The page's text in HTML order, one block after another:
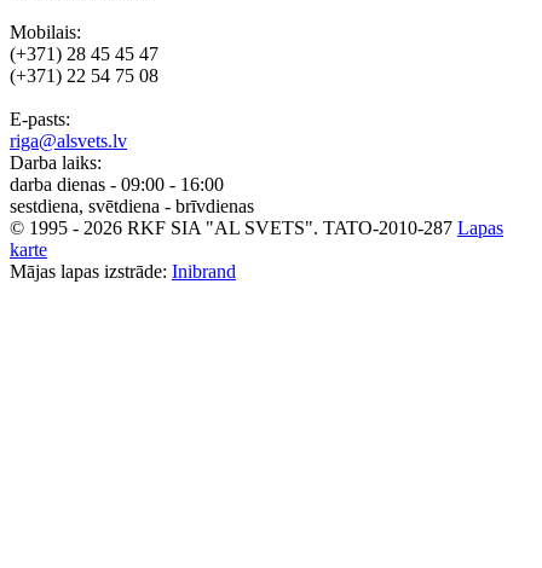
Mobilais:
(+371) 28 45 45 47
(+371) 22 54 75 08
E-pasts:
riga@alsvets.lv
Darba laiks:
darba dienas - 09:00 - 16:00
sestdiena, svētdiena - brīvdienas
© 1995 - 2026 RKF SIA "AL SVETS". TATO-2010-287 Lapas
karte
Mājas lapas izstrāde: Inibrand